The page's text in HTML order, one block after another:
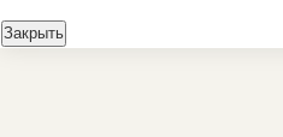
Закрыть